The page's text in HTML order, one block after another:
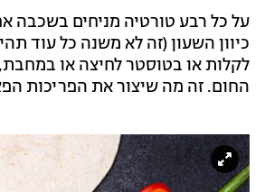
על כל רבע טורטיה מניחים בשכבה
כיוון השעון (זה לא משנה כל עוד
לקלות או בטוסטר לחיצה או
החום. זה מה שיצור את הפריכות